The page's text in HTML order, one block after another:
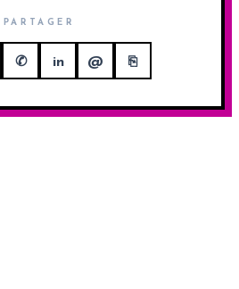
PARTAGER
✆ in @ ⎘